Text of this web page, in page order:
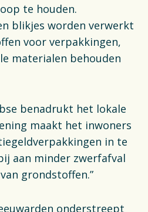
te houden.
blikjes worden verwerkt
voor verpakkingen,
materialen behouden
benadrukt het lokale
maakt het inwoners
in te
aan minder zwerfafval
grondstoffen.”
onderstreept